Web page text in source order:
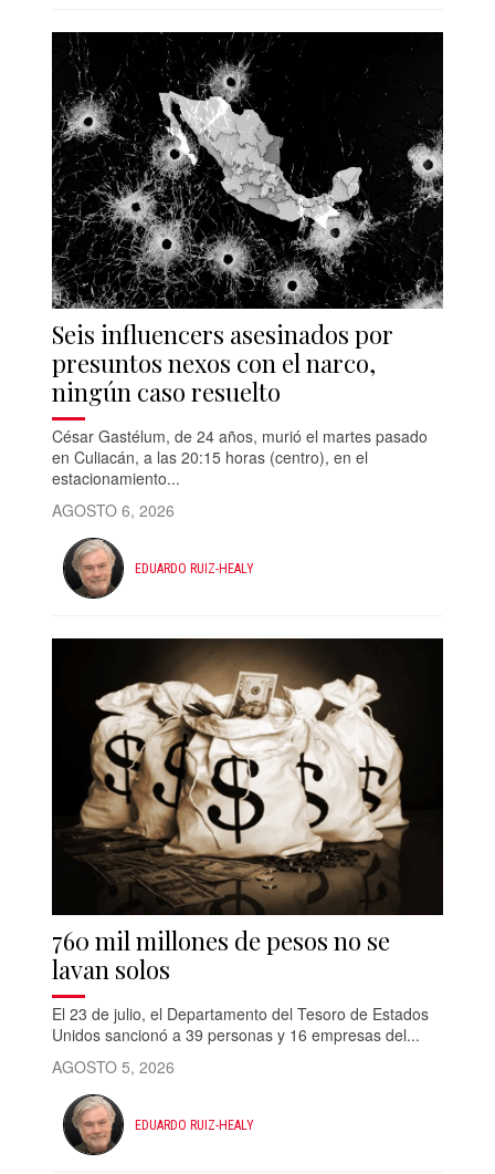
Seis influencers asesinados por
presuntos nexos con el narco,
ningún caso resuelto
César Gastélum, de 24 años, murió el martes pasado
en Culiacán, a las 20:15 horas (centro), en el
estacionamiento...
AGOSTO 6, 2026
EDUARDO RUIZ-HEALY
760 mil millones de pesos no se
lavan solos
El 23 de julio, el Departamento del Tesoro de Estados
Unidos sancionó a 39 personas y 16 empresas del...
AGOSTO 5, 2026
EDUARDO RUIZ-HEALY